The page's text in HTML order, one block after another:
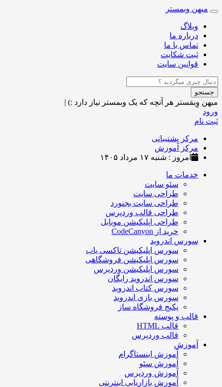
Toggle
navigation
میهن وبمستر
وبلاگ
درباره ما
تماس با ما
ثبت شکایت
قوانین سایت
جستجو
میهن وِبمَستر هر آنچه که یک وبمستر نیاز دارد :) |
ورود
ثبت نام
مرکز پشتیبانی
مرکز آموزش
امروز : شنبه ۱۷ مرداد ۱۴۰۵
خدمات ما
سئو سایت
طراحی سایت
طراحی سایت بجنورد
طراحی قالب وردپرس
طراحی اپلیکیشن موبایل
خرید از CodeCanyon
سورس اندروید
سورس اپلیکیشن تاکسی یاب
سورس اپلیکیشن فروشگاهی
سورس اپلیکیشن وردپرس
سورس اندروید رایگان
سورس کتاب اندروید
سورس بازی اندروید
پکیج فروشگاه ساز
قالب و پوسته
قالب HTML
قالب وردپرس
آموزش
آموزش اینستاگرام
آموزش سئو
آموزش وردپرس
آموزش بازاریابی اینترنتی